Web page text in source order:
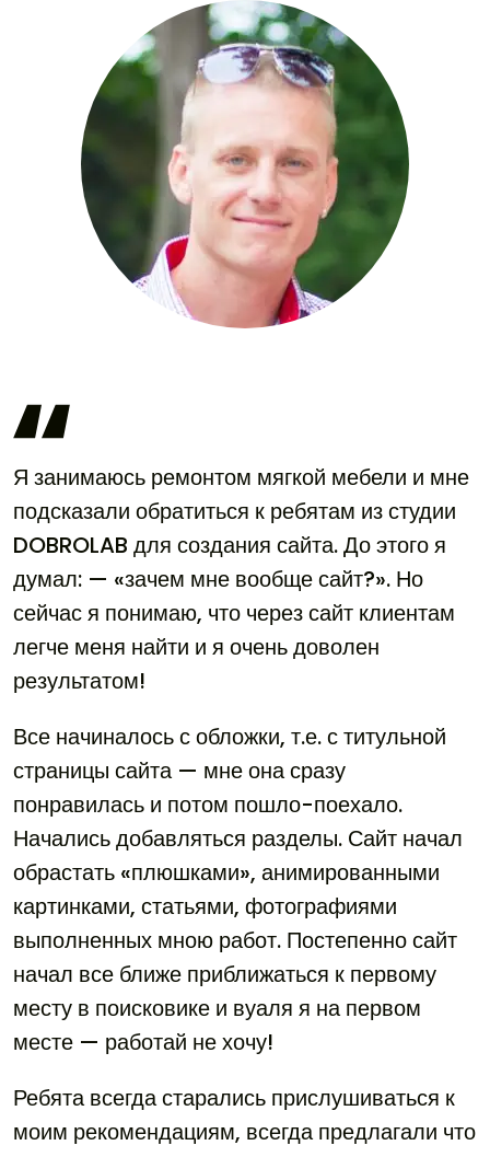
Я занимаюсь ремонтом мягкой мебели и мне
подсказали обратиться к ребятам из студии
DOBROLAB для создания сайта. До этого я
думал: — «зачем мне вообще сайт?». Но
сейчас я понимаю, что через сайт клиентам
легче меня найти и я очень доволен
результатом!
Все начиналось с обложки, т.е. с титульной
страницы сайта — мне она сразу
понравилась и потом пошло-поехало.
Начались добавляться разделы. Сайт начал
обрастать «плюшками», анимированными
картинками, статьями, фотографиями
выполненных мною работ. Постепенно сайт
начал все ближе приближаться к первому
месту в поисковике и вуаля я на первом
месте — работай не хочу!
Ребята всегда старались прислушиваться к
моим рекомендациям, всегда предлагали что